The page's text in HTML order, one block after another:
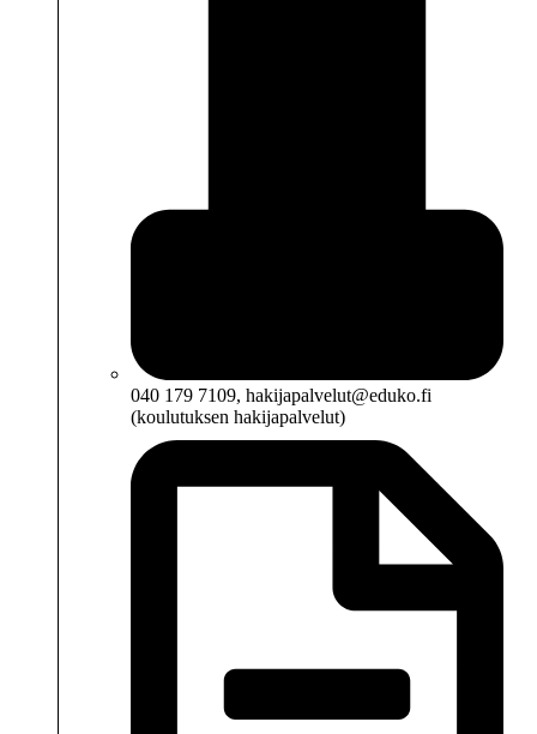
040 179 7109, hakijapalvelut@eduko.fi
(koulutuksen hakijapalvelut)